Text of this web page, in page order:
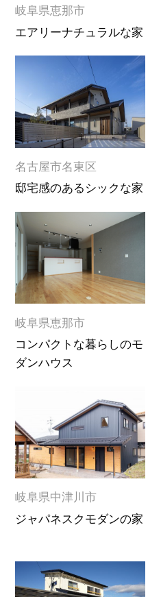
岐阜県恵那市
エアリーナチュラルな家
名古屋市名東区
邸宅感のあるシックな家
岐阜県恵那市
コンパクトな暮らしのモ
ダンハウス
岐阜県中津川市
ジャパネスクモダンの家